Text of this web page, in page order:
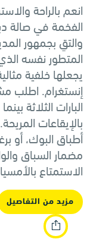
انعم بالراحة
الفخمة في صالة
والتقِ بجمهور
المتطور نفسه
يجعلها خلفية
إنستغرام. اطلب
البارات الثلاثة
بالإيقاعات
أطباق البوك، أو
مضمار السباق
الاستمتاع
مزيد من التفاصيل